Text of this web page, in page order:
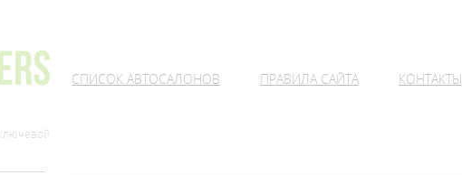
СПИСОК АВТОСАЛОНОВ ПРАВИЛА САЙТА КОНТАКТЫ